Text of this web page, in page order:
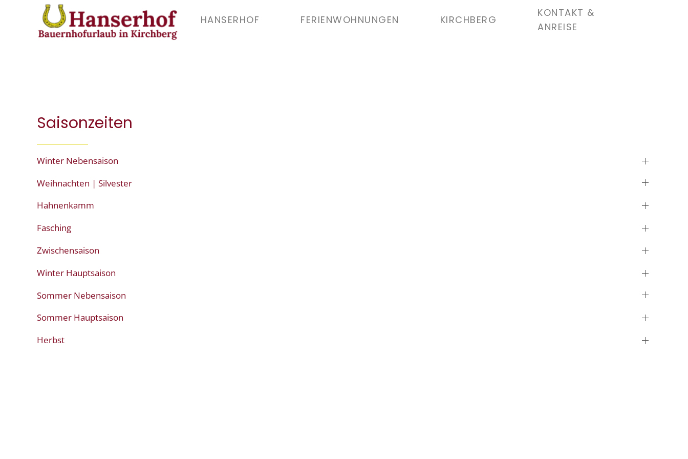
Zum Hauptinhalt springen
HANSERHOF FERIENWOHNUNGEN KIRCHBERG
KONTAKT &
ANREISE
Saisonzeiten
Winter Nebensaison
Weihnachten | Silvester
Hahnenkamm
Fasching
Zwischensaison
Winter Hauptsaison
Sommer Nebensaison
Sommer Hauptsaison
Herbst